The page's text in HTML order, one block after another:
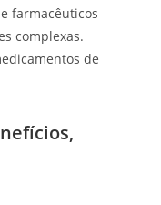
farmacêuticos
complexas.
de